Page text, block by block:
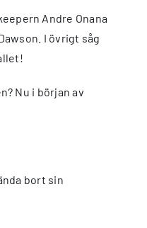
Andre Onana
I övrigt såg
Nu i början av
bort sin